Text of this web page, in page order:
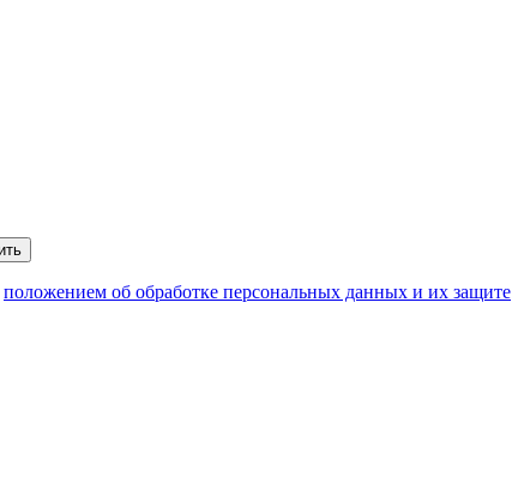
положением об обработке персональных данных и их защите